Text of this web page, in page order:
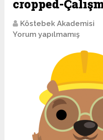
cropped-
Köstebek Akademisi
Yorum yapılmamış